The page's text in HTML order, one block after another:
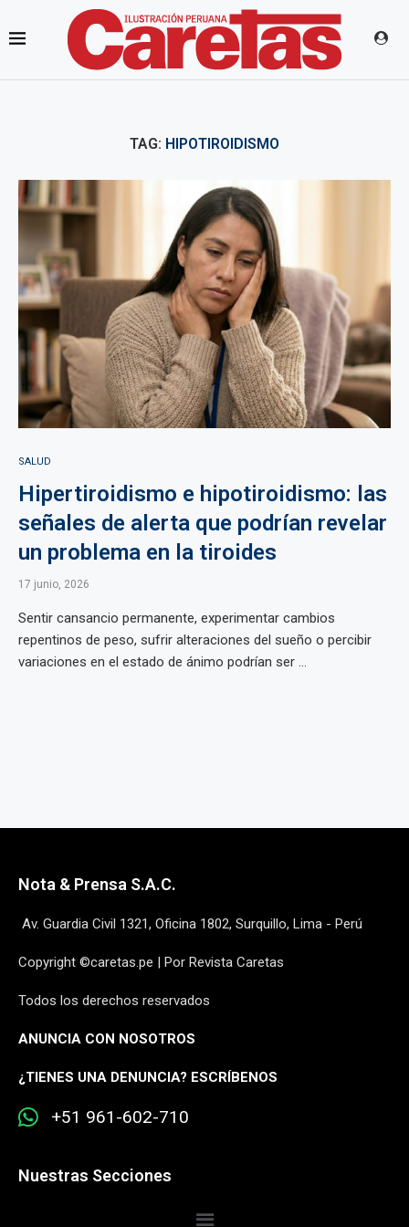
TAG: HIPOTIROIDISMO
SALUD
Hipertiroidismo e hipotiroidismo: las
señales de alerta que podrían revelar
un problema en la tiroides
17 junio, 2026
Sentir cansancio permanente, experimentar cambios
repentinos de peso, sufrir alteraciones del sueño o percibir
variaciones en el estado de ánimo podrían ser ...
Nota & Prensa S.A.C.
Av. Guardia Civil 1321, Oficina 1802, Surquillo, Lima - Perú
Copyright ©caretas.pe | Por Revista Caretas
Todos los derechos reservados
ANUNCIA CON NOSOTROS
¿TIENES UNA DENUNCIA? ESCRÍBENOS
+51 961-602-710
Nuestras Secciones